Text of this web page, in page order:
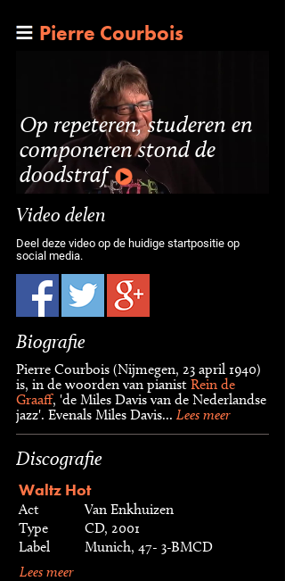
Pierre Courbois
Op repeteren, studeren en
componeren stond de
doodstraf
Video delen
Deel deze video op de huidige startpositie op
social media.
Biografie
Pierre Courbois (Nijmegen, 23 april 1940)
is, in de woorden van pianist Rein de
Graaff, 'de Miles Davis van de Nederlandse
jazz'. Evenals Miles Davis... Lees meer
Discografie
Waltz Hot
Act
Van Enkhuizen
Type
CD, 2001
Label
Munich, 47- 3-BMCD
Lees meer